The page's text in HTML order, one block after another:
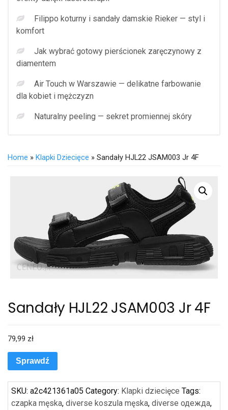
Filippo koturny i sandały damskie Rieker — styl i
komfort
Jak wybrać gotowy pierścionek zaręczynowy z
diamentem
Air Touch w Warszawie — delikatne farbowanie
dla kobiet i mężczyzn
Naturalny peeling — sekret promiennej skóry
Home » Klapki Dziecięce » Sandały HJL22 JSAM003 Jr 4F
Sandały HJL22 JSAM003 Jr 4F
79,99 zł
Sprawdź
SKU: a2c421361a05 Category: Klapki dziecięce Tags:
czapka męska, diverse koszula męska, diverse одежда,